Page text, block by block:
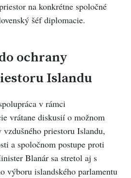
na konkrétne spoločné
šéf diplomacie.
ochrany
Islandu
v rámci
vrátane diskusií o možnom
priestoru Islandu,
a spoločnom postupe proti
Blanár sa stretol aj s
výboru islandského parlamentu